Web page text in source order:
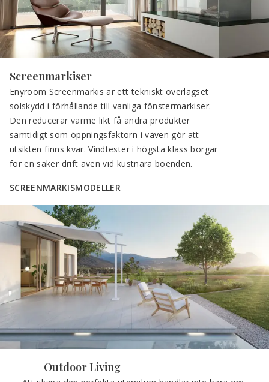
Screenmarkiser
Enyroom Screenmarkis är ett tekniskt överlägset
solskydd i förhållande till vanliga fönstermarkiser.
Den reducerar värme likt få andra produkter
samtidigt som öppningsfaktorn i väven gör att
utsikten finns kvar. Vindtester i högsta klass borgar
för en säker drift även vid kustnära boenden.
SCREENMARKISMODELLER
Outdoor Living